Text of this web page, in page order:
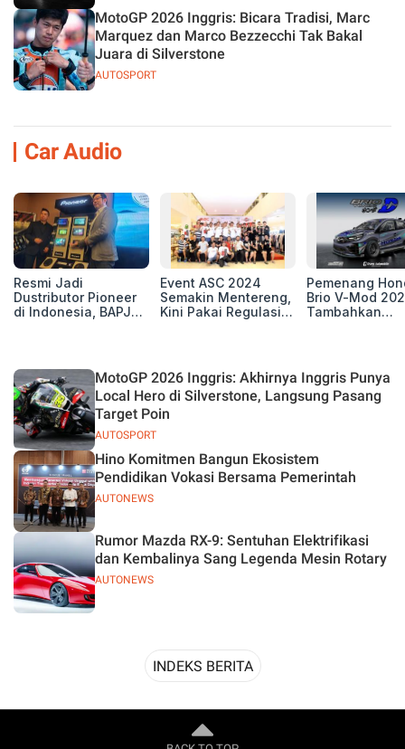
AUTOSPORT
MotoGP 2026 Inggris: Bicara Tradisi, Marc
Marquez dan Marco Bezzecchi Tak Bakal
Juara di Silverstone
Car Audio
Resmi Jadi
Dustributor Pioneer
di Indonesia, BAPJ
Event ASC 2024
Semakin Mentereng,
Kini Pakai Regulasi
Pemenang
Brio V-Mod
Tambahkan
AUTOSPORT
MotoGP 2026 Inggris: Akhirnya Inggris Punya
Local Hero di Silverstone, Langsung Pasang
Target Poin
AUTONEWS
Hino Komitmen Bangun Ekosistem
Pendidikan Vokasi Bersama Pemerintah
AUTONEWS
Rumor Mazda RX-9: Sentuhan Elektrifikasi
dan Kembalinya Sang Legenda Mesin Rotary
INDEKS BERITA